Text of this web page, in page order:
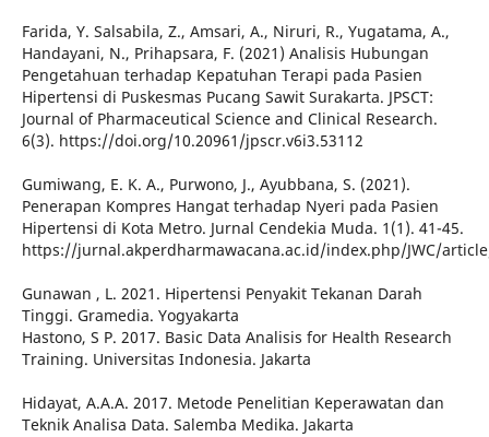
Farida, Y. Salsabila, Z., Amsari, A., Niruri, R., Yugatama, A.,
Handayani, N., Prihapsara, F. (2021) Analisis Hubungan
Pengetahuan terhadap Kepatuhan Terapi pada Pasien
Hipertensi di Puskesmas Pucang Sawit Surakarta. JPSCT:
Journal of Pharmaceutical Science and Clinical Research.
6(3). https://doi.org/10.20961/jpscr.v6i3.53112
Gumiwang, E. K. A., Purwono, J., Ayubbana, S. (2021).
Penerapan Kompres Hangat terhadap Nyeri pada Pasien
Hipertensi di Kota Metro. Jurnal Cendekia Muda. 1(1). 41-45.
https://jurnal.akperdharmawacana.ac.id/index.php/JWC/
Gunawan , L. 2021. Hipertensi Penyakit Tekanan Darah
Tinggi. Gramedia. Yogyakarta
Hastono, S P. 2017. Basic Data Analisis for Health Research
Training. Universitas Indonesia. Jakarta
Hidayat, A.A.A. 2017. Metode Penelitian Keperawatan dan
Teknik Analisa Data. Salemba Medika. Jakarta